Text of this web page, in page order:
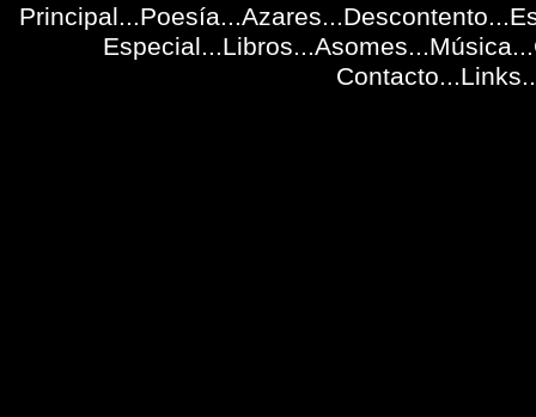
Principal...Poesía...Azares...Descontento
Especial...Libros...Asomes...Música...
Contacto...Links